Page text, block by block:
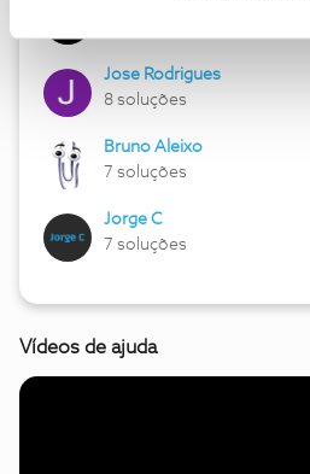
Jose Rodrigues
8 soluções
Bruno Aleixo
7 soluções
Jorge C
7 soluções
Vídeos de ajuda